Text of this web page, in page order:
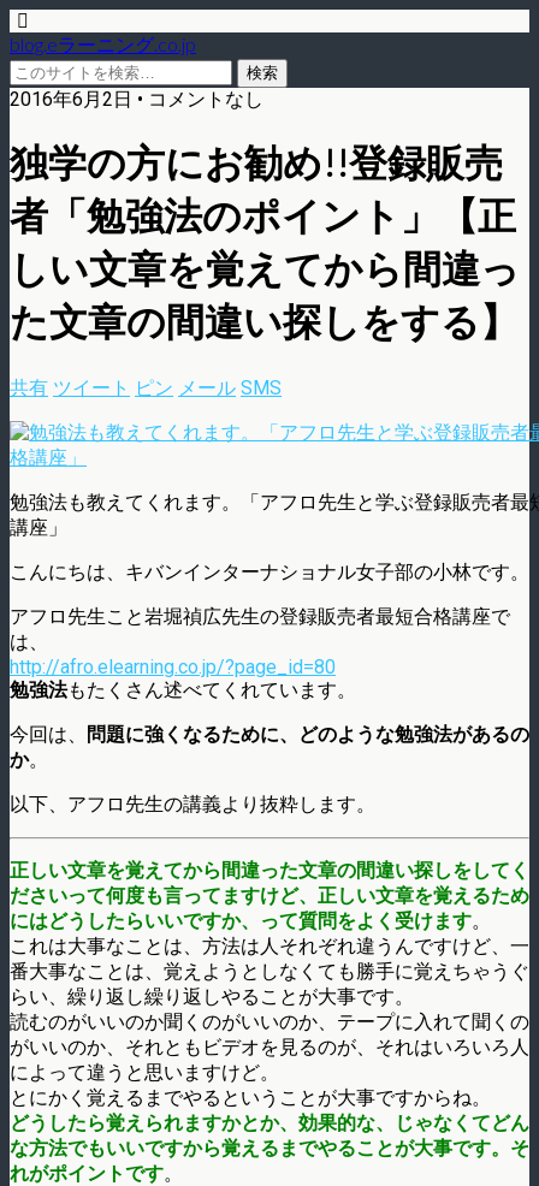
blog.eラーニング.co.jp
2016年6月2日 • コメントなし
独学の方にお勧め!!登録販売
者「勉強法のポイント」【正
しい文章を覚えてから間違っ
た文章の間違い探しをする】
共有 ツイート ピン メール SMS
勉強法も教えてくれます。「アフロ先生と学ぶ登録販売者最
講座」
こんにちは、キバンインターナショナル女子部の小林です。
アフロ先生こと岩堀禎広先生の登録販売者最短合格講座で
は、
http://afro.elearning.co.jp/?page_id=80
勉強法もたくさん述べてくれています。
今回は、
問題に強くなるために、どのような勉強法があるの
か。
以下、アフロ先生の講義より抜粋します。
正しい文章を覚えてから間違った文章の間違い探しをしてく
ださいって何度も言ってますけど、正しい文章を覚えるため
にはどうしたらいいですか、って質問をよく受けます。
これは大事なことは、方法は人それぞれ違うんですけど、一
番大事なことは、覚えようとしなくても勝手に覚えちゃうぐ
らい、繰り返し繰り返しやることが大事です。
読むのがいいのか聞くのがいいのか、テープに入れて聞くの
がいいのか、それともビデオを見るのが、それはいろいろ人
によって違うと思いますけど。
とにかく覚えるまでやるということが大事ですからね。
どうしたら覚えられますかとか、効果的な、じゃなくてどん
な方法でもいいですから覚えるまでやることが大事です。そ
れがポイントです。